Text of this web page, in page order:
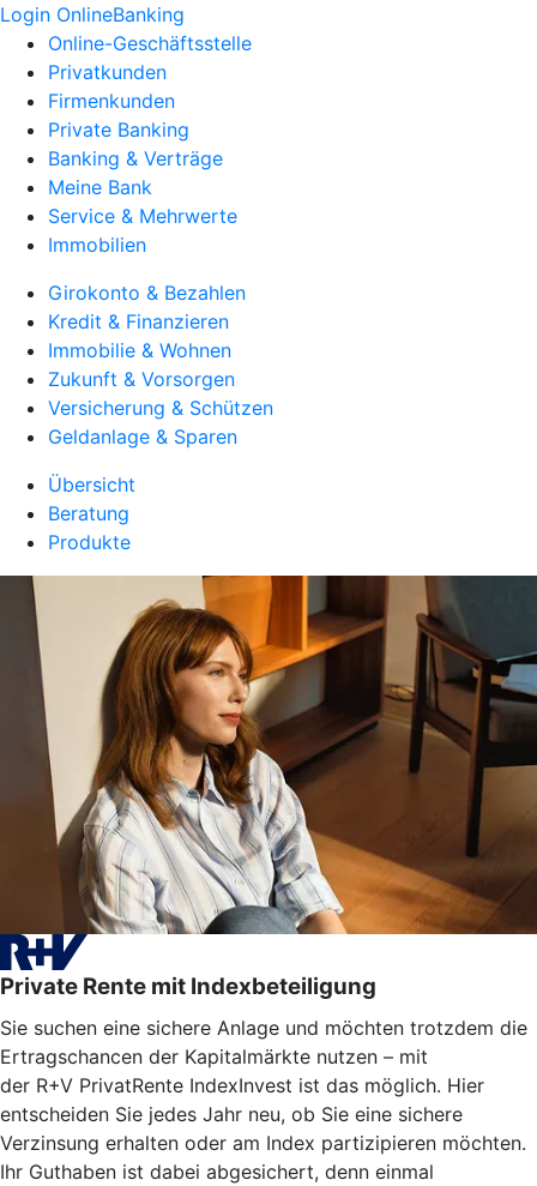
Login OnlineBanking
Online-Geschäftsstelle
Privatkunden
Firmenkunden
Private Banking
Banking & Verträge
Meine Bank
Service & Mehrwerte
Immobilien
Girokonto & Bezahlen
Kredit & Finanzieren
Immobilie & Wohnen
Zukunft & Vorsorgen
Versicherung & Schützen
Geldanlage & Sparen
Übersicht
Beratung
Produkte
Private Rente mit Indexbeteiligung
Sie suchen eine sichere Anlage und möchten trotzdem die
Ertragschancen der Kapitalmärkte nutzen – mit
der R+V PrivatRente IndexInvest ist das möglich. Hier
entscheiden Sie jedes Jahr neu, ob Sie eine sichere
Verzinsung erhalten oder am Index partizipieren möchten.
Ihr Guthaben ist dabei abgesichert, denn einmal